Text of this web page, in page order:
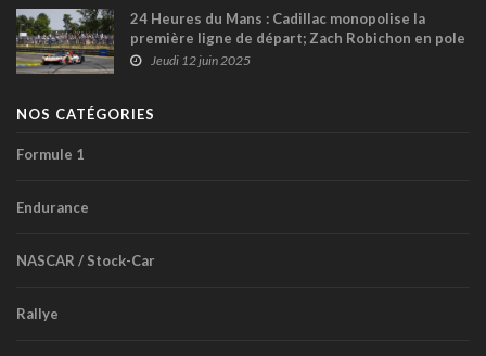
24 Heures du Mans : Cadillac monopolise la
première ligne de départ; Zach Robichon en pole
position en classe GT3 !
Jeudi 12 juin 2025
NOS CATÉGORIES
Formule 1
Endurance
NASCAR / Stock-Car
Rallye